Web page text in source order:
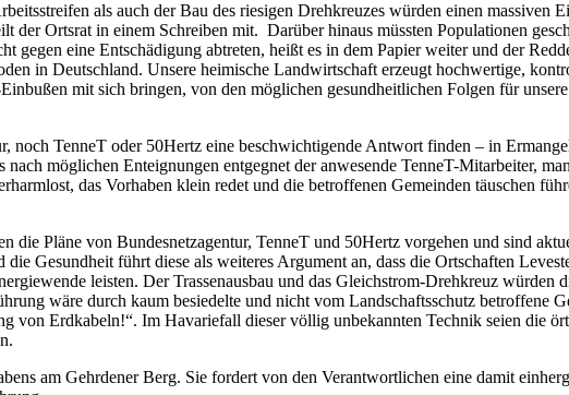
als auch der Bau des riesigen Drehkreuzes würden einen massiven
Ortsrat in einem Schreiben mit. Darüber hinaus müssten Populationen
eine Entschädigung abtreten, heißt es in dem Papier weiter und der
in Deutschland. Unsere heimische Landwirtschaft erzeugt hochwertige,
mit sich bringen, von den möglichen gesundheitlichen Folgen für
noch TenneT oder 50Hertz eine beschwichtigende Antwort finden – in
möglichen Enteignungen entgegnet der anwesende TenneT-Mitarbeiter,
das Vorhaben klein redet und die betroffenen Gemeinden täuschen
die Pläne von Bundesnetzagentur, TenneT und 50Hertz vorgehen und sind
Gesundheit führt diese als weiteres Argument an, dass die Ortschaften
leisten. Der Trassenausbau und das Gleichstrom-Drehkreuz würden
wäre durch kaum besiedelte und nicht vom Landschaftsschutz betroffene
von Erdkabeln!“. Im Havariefall dieser völlig unbekannten Technik seien die
am Gehrdener Berg. Sie fordert von den Verantwortlichen eine damit